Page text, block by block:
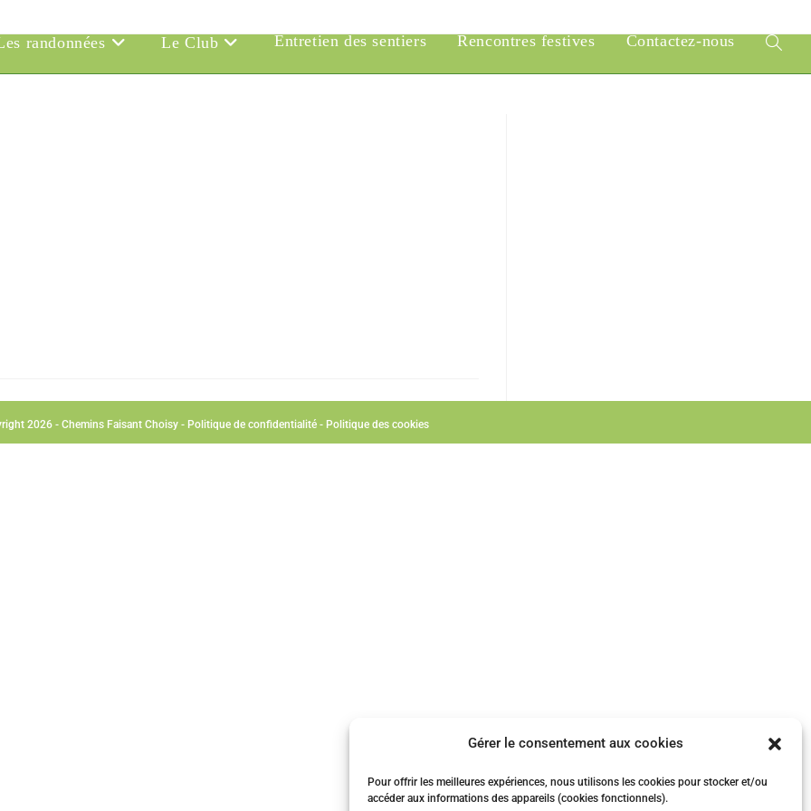
Gérer le consentement aux cookies
Pour offrir les meilleures expériences, nous utilisons les cookies pour stocker et/ou
accéder aux informations des appareils (cookies fonctionnels).
randonnées Le Club Entretien des sentiers Rencontres festives Contactez-nous
Toggle
website
2026 - Chemins Faisant Choisy - Politique de confidentialité - Politique des cookies